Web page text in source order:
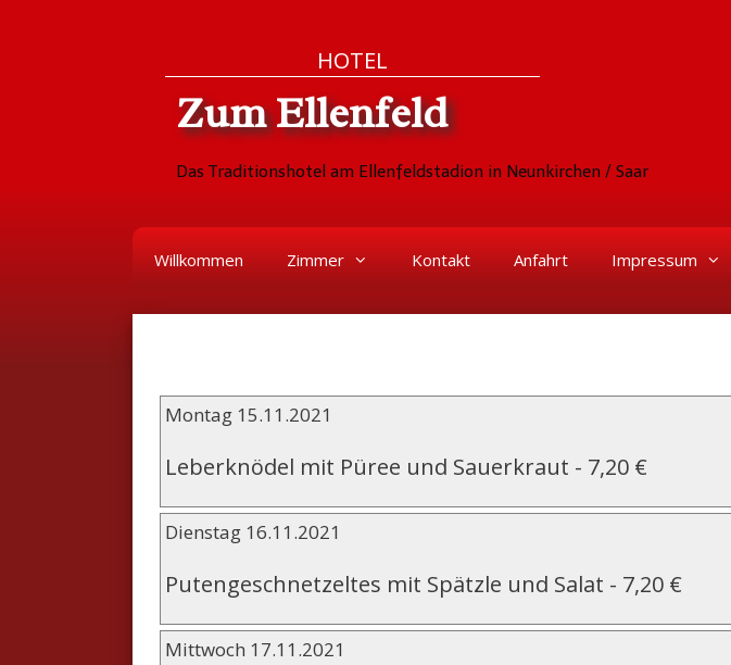
HOTEL
Zum Ellenfeld
Das Traditionshotel am Ellenfeldstadion in Neunkirchen / Saar
Willkommen Zimmer Kontakt Anfahrt Impressum
Montag 15.11.2021
Leberknödel mit Püree und Sauerkraut - 7,20 €
Dienstag 16.11.2021
Putengeschnetzeltes mit Spätzle und Salat - 7,20 €
Mittwoch 17.11.2021